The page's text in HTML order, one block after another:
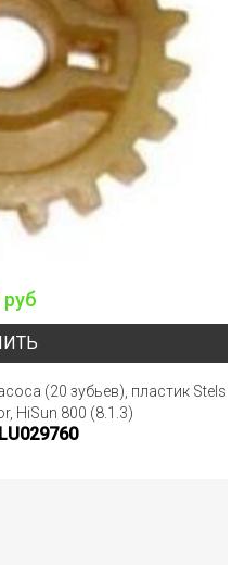
(20 зубьев), пластик Stels
HiSun 800 (8.1.3)
LU029760